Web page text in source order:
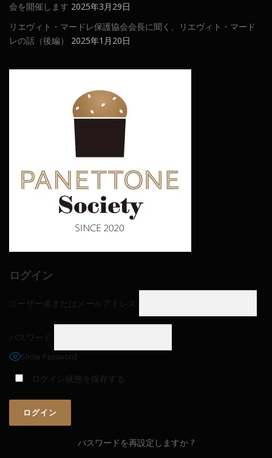
会を開催します 2025年3月29日
リエヴィト・マードレ保護協会会長に聞く、リエヴィト・マード
レの話（後編）
2025年1月20日
ログイン
ユーザー名またはメールアドレス
パスワード
Show Password
ログイン状態を保存する
パスワードを再設定しますか ?